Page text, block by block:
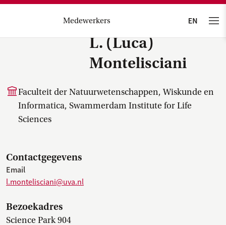
Medewerkers
L. (Luca)
Montelisciani
Faculteit der Natuurwetenschappen, Wiskunde en
Informatica, Swammerdam Institute for Life
Sciences
Contactgegevens
Email
l.montelisciani@uva.nl
Bezoekadres
Science Park 904